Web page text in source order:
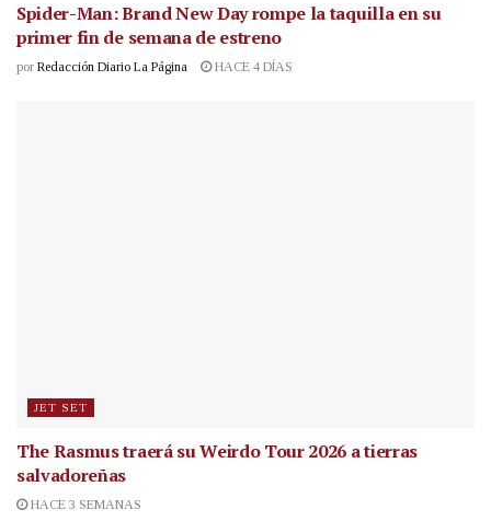
Spider-Man: Brand New Day rompe la taquilla en su
primer fin de semana de estreno
por Redacción Diario La Página HACE 4 DÍAS
JET SET
The Rasmus traerá su Weirdo Tour 2026 a tierras
salvadoreñas
HACE 3 SEMANAS